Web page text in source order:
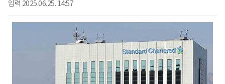
입력 2025.06.25. 14:57